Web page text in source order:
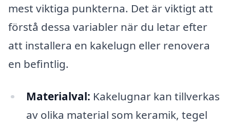
mest viktiga punkterna. Det är viktigt att
förstå dessa variabler när du letar efter
att installera en kakelugn eller renovera
en befintlig.
Materialval: Kakelugnar kan tillverkas
av olika material som keramik, tegel